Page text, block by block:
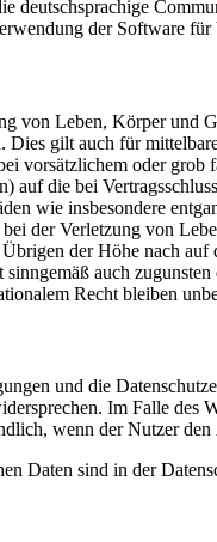
deutschsprachige
der Software
von Leben, Körper und
gilt auch für
vorsätzlichem oder
die bei
wie insbesondere
der Verletzung von
der Höhe nach
auch
Recht bleiben
und die
Im Falle des
wenn der Nutzer
Daten sind in der